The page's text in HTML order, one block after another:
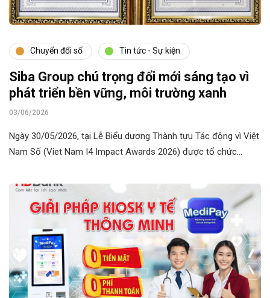
Chuyển đổi số Tin tức - Sự kiện
Siba Group chú trọng đổi mới sáng tạo vì
phát triển bền vững, môi trường xanh
03/06/2026
Ngày 30/05/2026, tại Lễ Biểu dương Thành tựu Tác động vì Việt
Nam Số (Viet Nam I4 Impact Awards 2026) được tổ chức…